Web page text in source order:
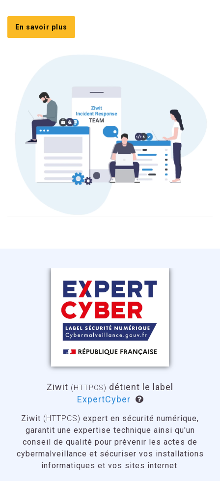
En savoir plus
Ziwit (HTTPCS) détient le label
ExpertCyber
Ziwit (HTTPCS) expert en sécurité numérique,
garantit une expertise technique ainsi qu'un
conseil de qualité pour prévenir les actes de
cybermalveillance et sécuriser vos installations
informatiques et vos sites internet.